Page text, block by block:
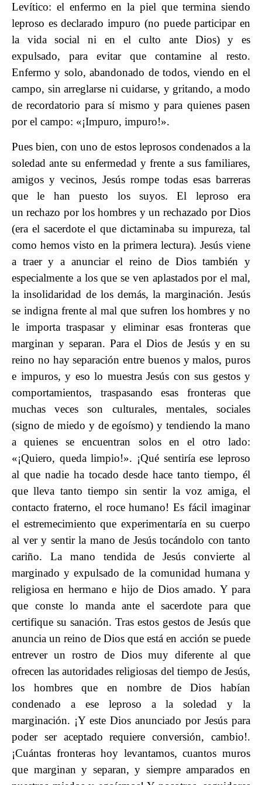
Levítico: el enfermo en la piel que termina siendo
leproso es declarado impuro (no puede participar en
la vida social ni en el culto ante Dios) y es
expulsado, para evitar que contamine al resto.
Enfermo y solo, abandonado de todos, viendo en el
campo, sin arreglarse ni cuidarse, y gritando, a modo
de recordatorio para sí mismo y para quienes pasen
por el campo: «¡Impuro, impuro!».
Pues bien, con uno de estos leprosos condenados a la
soledad ante su enfermedad y frente a sus familiares,
amigos y vecinos, Jesús rompe todas esas barreras
que le han puesto los suyos. El leproso era
un rechazo por los hombres y un rechazado por Dios
(era el sacerdote el que dictaminaba su impureza, tal
como hemos visto en la primera lectura). Jesús viene
a traer y a anunciar el reino de Dios también y
especialmente a los que se ven aplastados por el mal,
la insolidaridad de los demás, la marginación. Jesús
se indigna frente al mal que sufren los hombres y no
le importa traspasar y eliminar esas fronteras que
marginan y separan. Para el Dios de Jesús y en su
reino no hay separación entre buenos y malos, puros
e impuros, y eso lo muestra Jesús con sus gestos y
comportamientos, traspasando esas fronteras que
muchas veces son culturales, mentales, sociales
(signo de miedo y de egoísmo) y tendiendo la mano
a quienes se encuentran solos en el otro lado:
«¡Quiero, queda limpio!». ¡Qué sentiría ese leproso
al que nadie ha tocado desde hace tanto tiempo, él
que lleva tanto tiempo sin sentir la voz amiga, el
contacto fraterno, el roce humano! Es fácil imaginar
el estremecimiento que experimentaría en su cuerpo
al ver y sentir la mano de Jesús tocándolo con tanto
cariño. La mano tendida de Jesús convierte al
marginado y expulsado de la comunidad humana y
religiosa en hermano e hijo de Dios amado. Y para
que conste lo manda ante el sacerdote para que
certifique su sanación. Tras estos gestos de Jesús que
anuncia un reino de Dios que está en acción se puede
entrever un rostro de Dios muy diferente al que
ofrecen las autoridades religiosas del tiempo de Jesús,
los hombres que en nombre de Dios habían
condenado a ese leproso a la soledad y la
marginación. ¡Y este Dios anunciado por Jesús para
poder ser aceptado requiere conversión, cambio!.
¡Cuántas fronteras hoy levantamos, cuantos muros
que marginan y separan, y siempre amparados en